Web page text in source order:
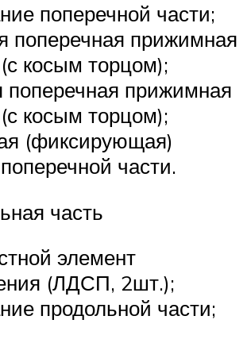
поперечной части;
поперечная прижимная
косым торцом);
прижимная
косым торцом);
(фиксирующая)
части.
часть
элемент
(ЛДСП, 2шт.);
продольной части;